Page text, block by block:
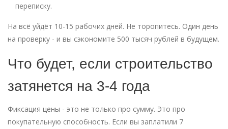
переписку.
На всё уйдёт 10-15 рабочих дней. Не торопитесь. Один день
на проверку - и вы сэкономите 500 тысяч рублей в будущем.
Что будет, если строительство
затянется на 3-4 года
Фиксация цены - это не только про сумму. Это про
покупательную способность. Если вы заплатили 7